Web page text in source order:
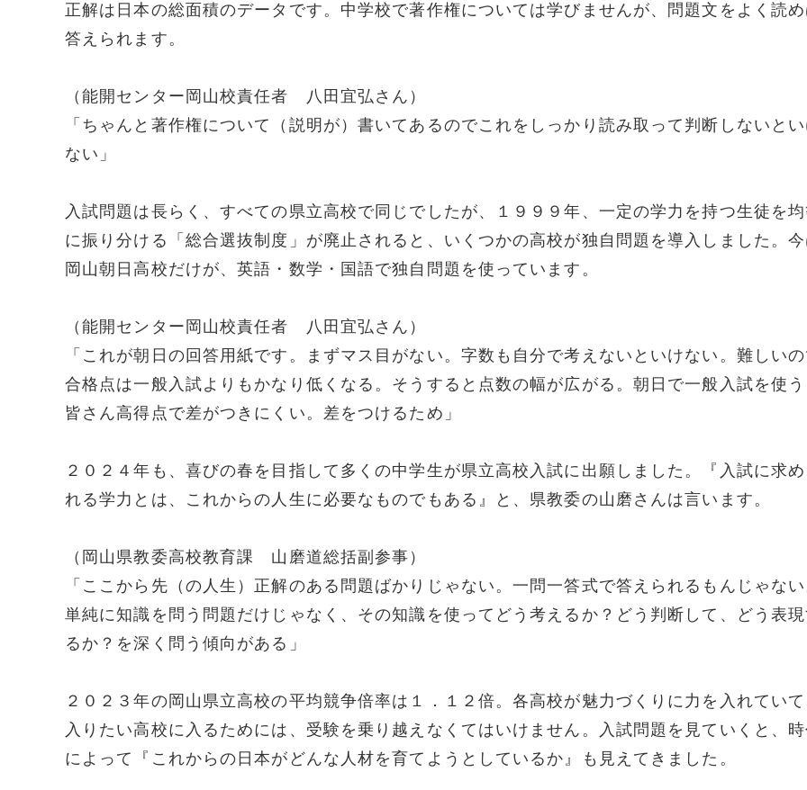
正解は日本の総面積のデータです。中学校で著作権については学びませんが、問題文をよく読
答えられます。
（能開センター岡山校責任者 八田宜弘さん）
「ちゃんと著作権について（説明が）書いてあるのでこれをしっかり読み取って判断しないと
ない」
入試問題は長らく、すべての県立高校で同じでしたが、１９９９年、一定の学力を持つ生徒を
に振り分ける「総合選抜制度」が廃止されると、いくつかの高校が独自問題を導入しました。
岡山朝日高校だけが、英語・数学・国語で独自問題を使っています。
（能開センター岡山校責任者 八田宜弘さん）
「これが朝日の回答用紙です。まずマス目がない。字数も自分で考えないといけない。難しい
合格点は一般入試よりもかなり低くなる。そうすると点数の幅が広がる。朝日で一般入試を使
皆さん高得点で差がつきにくい。差をつけるため」
２０２４年も、喜びの春を目指して多くの中学生が県立高校入試に出願しました。『入試に求
れる学力とは、これからの人生に必要なものでもある』と、県教委の山磨さんは言います。
（岡山県教委高校教育課 山磨道総括副参事）
「ここから先（の人生）正解のある問題ばかりじゃない。一問一答式で答えられるもんじゃな
単純に知識を問う問題だけじゃなく、その知識を使ってどう考えるか？どう判断して、どう表
るか？を深く問う傾向がある」
２０２３年の岡山県立高校の平均競争倍率は１．１２倍。各高校が魅力づくりに力を入れてい
入りたい高校に入るためには、受験を乗り越えなくてはいけません。入試問題を見ていくと、
によって『これからの日本がどんな人材を育てようとしているか』も見えてきました。